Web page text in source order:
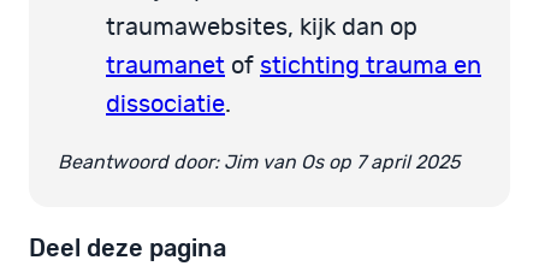
traumawebsites, kijk dan op
traumanet of stichting trauma en
dissociatie.
Beantwoord door: Jim van Os op 7 april 2025
Deel deze pagina